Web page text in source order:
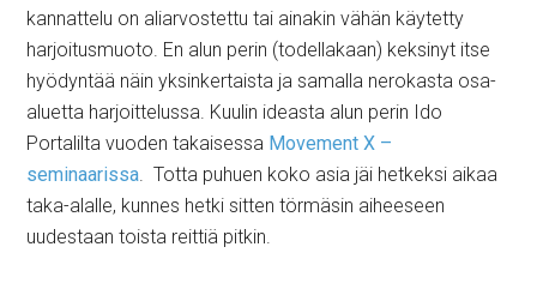
kannattelu on aliarvostettu tai ainakin vähän käytetty
harjoitusmuoto. En alun perin (todellakaan) keksinyt itse
hyödyntää näin yksinkertaista ja samalla nerokasta osa-
aluetta harjoittelussa. Kuulin ideasta alun perin Ido
Portalilta vuoden takaisessa Movement X –
seminaarissa. Totta puhuen koko asia jäi hetkeksi aikaa
taka-alalle, kunnes hetki sitten törmäsin aiheeseen
uudestaan toista reittiä pitkin.